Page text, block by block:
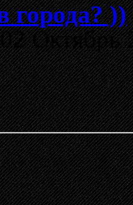
города? ))
Октябрь